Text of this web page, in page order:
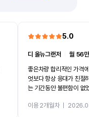
5.0
디 올뉴그랜저 ㅣ월 56
좋은차량 합리적인 가격
엇보다 항상 응대가 친절
는 기간동안 불편함이 없
카 렌트 고민없이 강추합
이용 2개월차ㅣ